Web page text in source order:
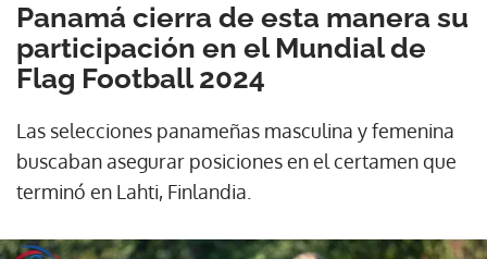
Panamá cierra de esta manera su
participación en el Mundial de
Flag Football 2024
Las selecciones panameñas masculina y femenina
buscaban asegurar posiciones en el certamen que
terminó en Lahti, Finlandia.